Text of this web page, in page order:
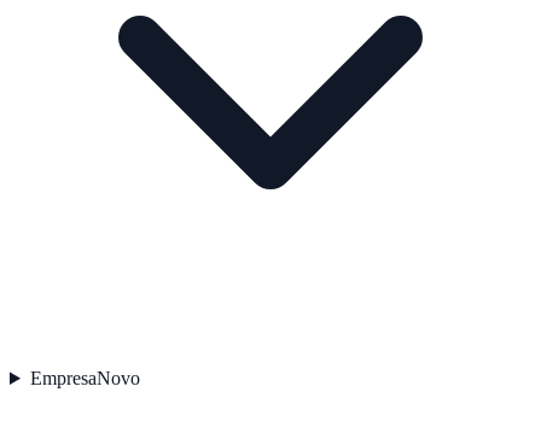
EmpresaNovo